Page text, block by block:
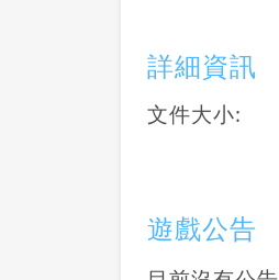
詳細資訊
文件大小:
遊戲公告